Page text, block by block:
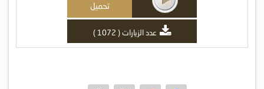
تحميل
عدد الزيارات ( 1072 )